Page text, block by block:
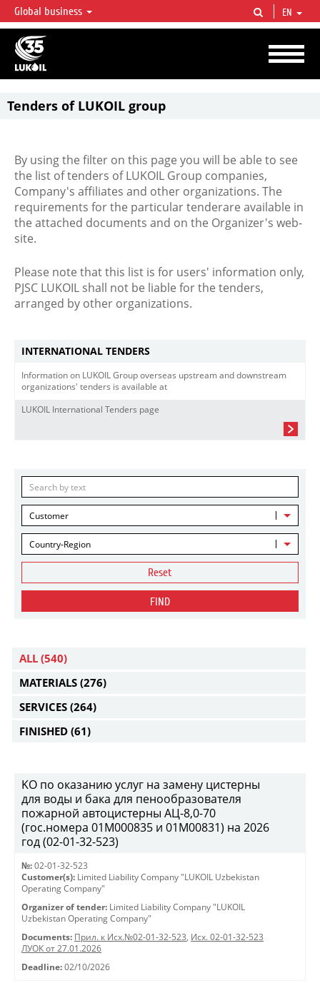
LUKOIL OVERVIEW
LUKOIL is one of the largest oil & gas vertical integrated companies in the world
accounting for over 2% of crude production and circa 1% of proved hydrocarbon
reserves globally.
Global business EN
Tenders of LUKOIL group
By using the filter on this page you will be able to see
the list of tenders of LUKOIL Group companies,
Company's affiliates and other organizations. The
requirements for the particular tenderare available in
the attached documents and on the Organizer's web-
site.
Please note that this list is for users' information only,
PJSC LUKOIL shall not be liable for the tenders,
arranged by other organizations.
INTERNATIONAL TENDERS
Information on LUKOIL Group overseas upstream and downstream
organizations' tenders is available at
LUKOIL International Tenders page
Customer
Country-Region
Reset
FIND
ALL (540)
MATERIALS (276)
SERVICES (264)
FINISHED (61)
KO по оказанию услуг на замену цистерны
для воды и бака для пенообразователя
пожарной автоцистерны АЦ-8,0-70
(гос.номера 01М000835 и 01М00831) на 2026
год (02-01-32-523)
№: 02-01-32-523
Customer(s): Limited Liability Company "LUKOIL Uzbekistan
Operating Company"
Organizer of tender: Limited Liability Company "LUKOIL
Uzbekistan Operating Company"
Documents: Прил. к Исх.№02-01-32-523, Исх. 02-01-32-523
ЛУОК от 27.01.2026
Deadline: 02/10/2026